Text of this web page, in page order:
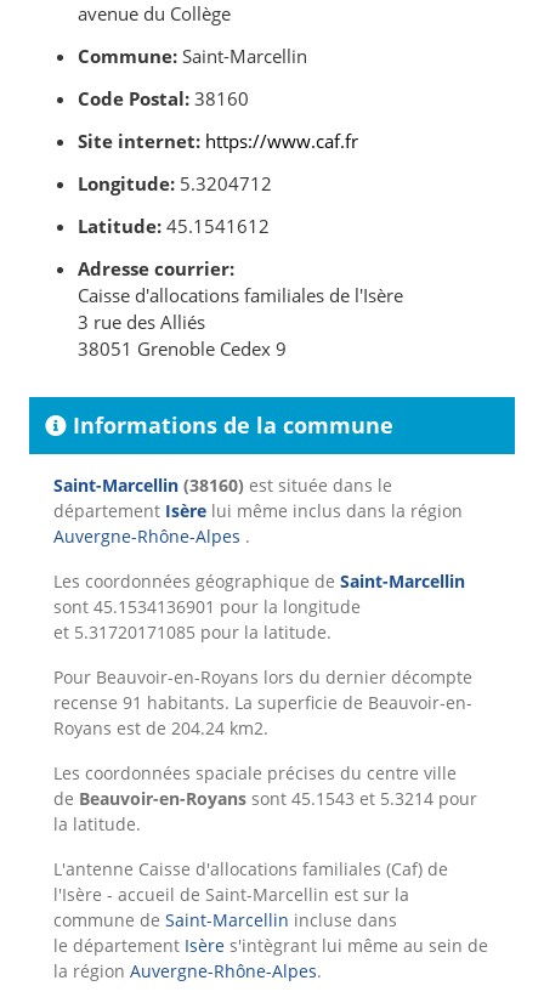
avenue du Collège
Commune: Saint-Marcellin
Code Postal: 38160
Site internet: https://www.caf.fr
Longitude: 5.3204712
Latitude: 45.1541612
Adresse courrier:
Caisse d'allocations familiales de l'Isère
3 rue des Alliés
38051 Grenoble Cedex 9
Informations de la commune
Saint-Marcellin (38160) est située dans le
département Isère lui même inclus dans la région
Auvergne-Rhône-Alpes .
Les coordonnées géographique de Saint-Marcellin
sont 45.1534136901 pour la longitude
et 5.31720171085 pour la latitude.
Pour Beauvoir-en-Royans lors du dernier décompte
recense 91 habitants. La superficie de Beauvoir-en-
Royans est de 204.24 km2.
Les coordonnées spaciale précises du centre ville
de Beauvoir-en-Royans sont 45.1543 et 5.3214 pour
la latitude.
L'antenne Caisse d'allocations familiales (Caf) de
l'Isère - accueil de Saint-Marcellin est sur la
commune de Saint-Marcellin incluse dans
le département Isère s'intègrant lui même au sein de
la région Auvergne-Rhône-Alpes.